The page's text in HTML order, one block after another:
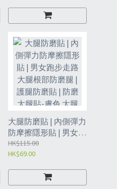
大腿防磨貼 | 內側彈力
防摩擦隱形貼 | 男女跑
步走路大腿根部防磨
腿 | 護腿防磨貼 | 防磨
擦貼 40片裝（KEI）
HK$115.00
HK$69.00